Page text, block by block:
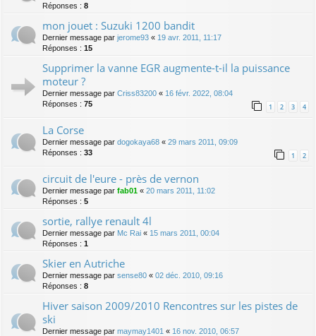
Réponses : 8
mon jouet : Suzuki 1200 bandit
Dernier message par jerome93 « 19 avr. 2011, 11:17
Réponses : 15
Supprimer la vanne EGR augmente-t-il la puissance
moteur ?
Dernier message par Criss83200 « 16 févr. 2022, 08:04
Réponses : 75 1 2 3 4
La Corse
Dernier message par dogokaya68 « 29 mars 2011, 09:09
Réponses : 33 1 2
circuit de l'eure - près de vernon
Dernier message par fab01 « 20 mars 2011, 11:02
Réponses : 5
sortie, rallye renault 4l
Dernier message par Mc Rai « 15 mars 2011, 00:04
Réponses : 1
Skier en Autriche
Dernier message par sense80 « 02 déc. 2010, 09:16
Réponses : 8
Hiver saison 2009/2010 Rencontres sur les pistes de
ski
Dernier message par maymay1401 « 16 nov. 2010, 06:57